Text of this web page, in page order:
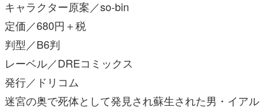
キャラクター原案／so-bin
定価／680円＋税
判型／B6判
レーベル／DREコミックス
発行／ドリコム
迷宮の奥で死体として発見され蘇生された男・イアル